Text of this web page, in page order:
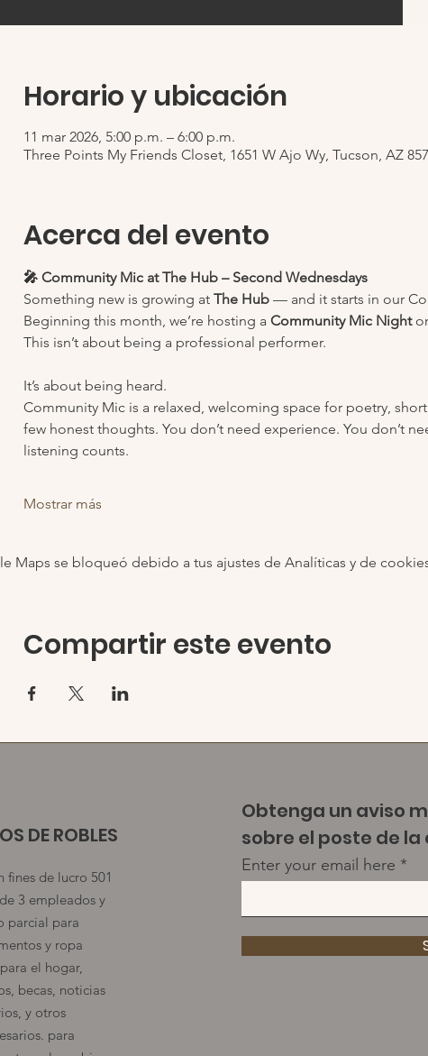
Horario y ubicación
11 mar 2026, 5:00 p.m. – 6:00 p.m.
Three Points My Friends Closet, 1651 W Ajo Wy, Tucson, AZ
Acerca del evento
🎤 Community Mic at The Hub – Second Wednesdays
Something new is growing at The Hub — and it starts in our
Beginning this month, we’re hosting a Community Mic Night
This isn’t about being a professional performer.
It’s about being heard.
Community Mic is a relaxed, welcoming space for poetry,
few honest thoughts. You don’t need experience. You don’t
listening counts.
Mostrar más
Maps se bloqueó debido a tus ajustes de Analíticas y de
Compartir este evento
DE ROBLES
fines de lucro 501
3 empleados y
parcial para
y ropa
el hogar,
becas, noticias
y otros
para
Obtenga un aviso
sobre el poste de la
Enter your email here